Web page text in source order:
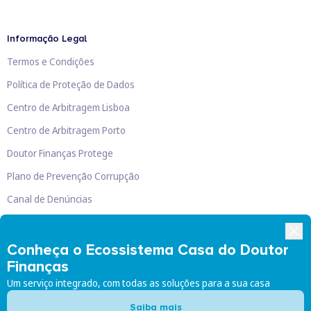
Conheça o Ecossistema Casa do Doutor
Finanças
Um serviço integrado, com todas as soluções para a sua casa
Saiba mais
Informação Legal
Termos e Condições
Política de Proteção de Dados
Centro de Arbitragem Lisboa
Centro de Arbitragem Porto
Doutor Finanças Protege
Plano de Prevenção Corrupção
Canal de Denúncias
Doutor Finanças, Lda